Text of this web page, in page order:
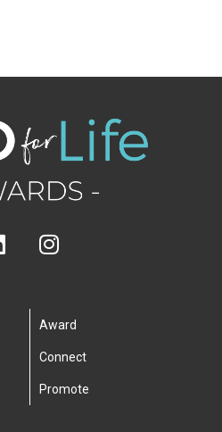
Award
Connect
Promote